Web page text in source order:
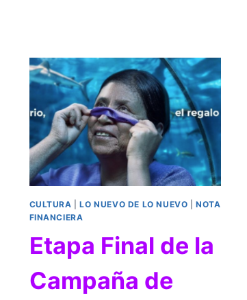
CULTURA |LO NUEVO DE LO NUEVO |NOTA
FINANCIERA
Etapa Final de la
Campaña de